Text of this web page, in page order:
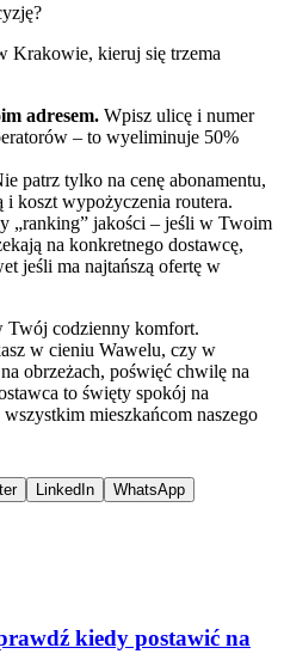
Krakowie, kieruj się trzema
adresem. Wpisz ulicę i numer
– to wyeliminuje 50%
patrz tylko na cenę abonamentu,
i koszt wypożyczenia routera.
„ranking” jakości – jeśli w Twoim
na konkretnego dostawcę,
jeśli ma najtańszą ofertę w
Twój codzienny komfort.
w cieniu Wawelu, czy w
obrzeżach, poświęć chwilę na
to święty spokój na
mieszkańcom naszego
LinkedIn WhatsApp
kiedy postawić na